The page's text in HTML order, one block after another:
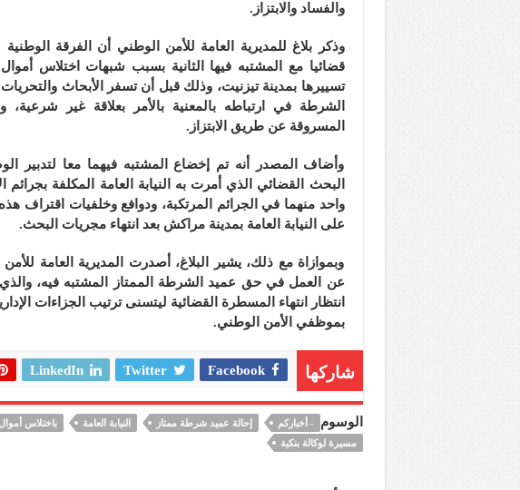
والفساد والابتزاز.
وذكر بلاغ للمديرية العامة للأمن الوطني أن الفرقة
قضائيا مع المشتبه فيها الثانية بسبب شبهات اختلاس
تسييرها بمدينة تيزنيت، وذلك قبل أن تسفر الأبحاث
الشرطة في ارتباطه بالمعنية بالأمر بعلاقة غير
المسروقة عن طريق الابتزاز.
وأضاف المصدر أنه تم إخضاع المشتبه فيهما معا لتدبير
البحث القضائي الذي أمرت به النيابة العامة المكلفة
واحد منهما في الجرائم المرتكبة، ودوافع وخلفيات اقتراف
على النيابة العامة بمدينة مراكش بعد انتهاء مجريات البحث.
وبموازاة مع ذلك، يشير البلاغ، أصدرت المديرية العامة
عن العمل في حق عميد الشرطة الممتاز المشتبه فيه، والذي
انتظار انتهاء المسطرة القضائية ليتسنى ترتيب الجزاءات
بموظفي الأمن الوطني.
شاركها Facebook
Twitter
LinkedIn
الوسوم - أخباركم إحالة عميد شرطة ممتاز النيابة العامة باختلاس
مسيرة لوكالة بنكية